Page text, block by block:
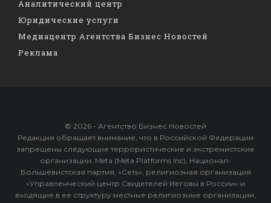
Аналитический центр
Юридические услуги
Медиацентр Агентства Бизнес Новостей
Реклама
© 2026 - Агентство Бизнес Новостей
Редакция обращает внимание, что в Российской Федерации
запрещены следующие террористические и экстремистские
организации: Meta (Meta Platforms Inc), Национал-
Большевистская партия, «Сеть», религиозная организация
«Управленческий центр Свидетелей Иеговы в России» и
входящие в ее структуру местные религиозные организации,